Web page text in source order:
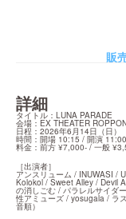
販
詳細
タイトル：LUNA PARADE
会場：EX THEATER
日程：2026年6月14日（日）
時間：開場 10:15 / 開演 11:00
料金：前方 ¥7,000- / 一般
［出演者］
アンスリューム / INUWASI /
Kolokol / Sweet Alley / Devil
の消しごむ / パラレルサイダ
性アミューズ / yosugala / ラ
音順）